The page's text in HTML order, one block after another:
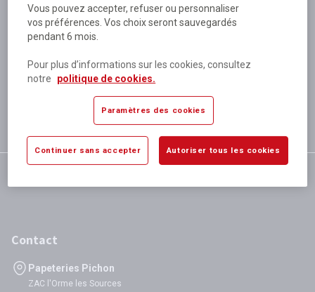
Plus de 180 personnes
à votre écoute
Plus de 80 000 références
disponibles
Expédition le jour même
si validation avant 12h
satisfaction totale
Contact
Papeteries Pichon
ZAC l'Orme les Sources
Vous pouvez accepter, refuser ou personnaliser
vos préférences. Vos choix seront sauvegardés
pendant 6 mois.
Pour plus d’informations sur les cookies, consultez
notre
politique de cookies.
Paramètres des cookies
Continuer sans accepter Autoriser tous les cookies